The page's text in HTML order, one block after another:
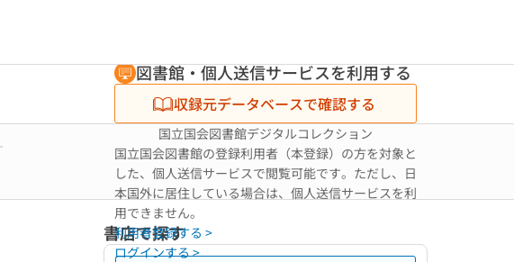
図書館・個人送信サービスを利用する
収録元データベースで確認する
国立国会図書館デジタルコレクション
国立国会図書館の登録利用者（本登録）の方を対象と
した、個人送信サービスで閲覧可能です。ただし、日
本国外に居住している場合は、個人送信サービスを利
用できません。
利用者登録する >
ログインする >
書店で探す